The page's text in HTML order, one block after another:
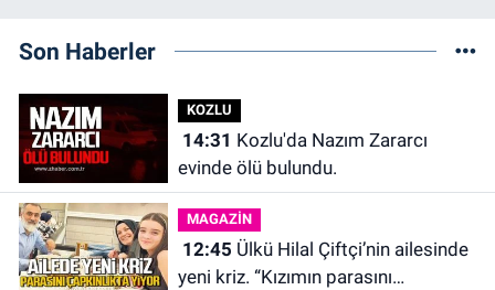
Son Haberler
KOZLU
14:31
evinde ölü bulundu.
MAGAZİN
12:45
yeni kriz. “Kızımın parasını